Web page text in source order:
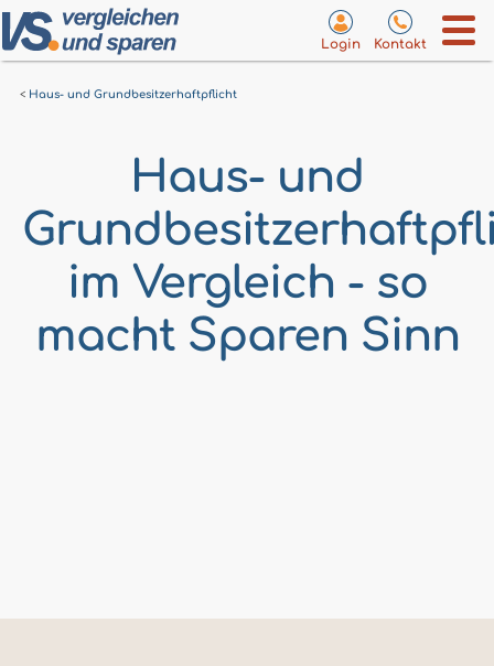
Login Kontakt
Haus- und Grundbesitzerhaftpflicht
Haus- und
im Vergleich - so
macht Sparen Sinn